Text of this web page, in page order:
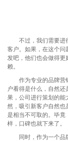
不过，我们需要进行
客户。如果，在这个问
发吧，他们也会做得更
赖。
作为专业的品牌营销
户看得是什么，自然
果，公司进行策划的能
然，吸引新客户自然也
是相当不可取的。毕竟
样，口碑也就下来了。
同时，作为一个品牌